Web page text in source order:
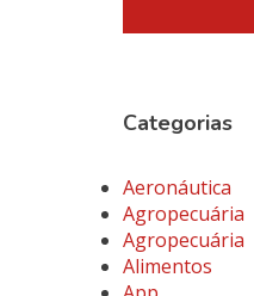
Categorias
Aeronáutica
Agropecuária
Agropecuária
Alimentos